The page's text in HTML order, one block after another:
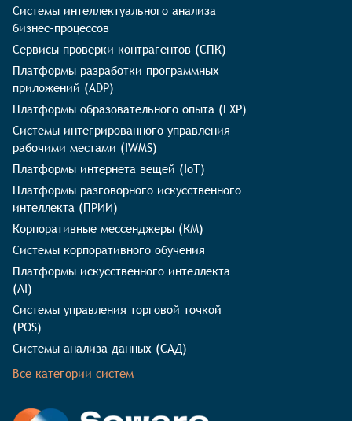
Системы интеллектуального анализа
бизнес-процессов
Сервисы проверки контрагентов (СПК)
Платформы разработки программных
приложений (ADP)
Платформы образовательного опыта (LXP)
Системы интегрированного управления
рабочими местами (IWMS)
Платформы интернета вещей (IoT)
Платформы разговорного искусственного
интеллекта (ПРИИ)
Корпоративные мессенджеры (КМ)
Системы корпоративного обучения
Платформы искусственного интеллекта
(AI)
Системы управления торговой точкой
(POS)
Системы анализа данных (САД)
Все категории систем